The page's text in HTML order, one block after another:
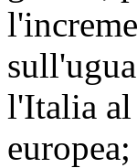
l'Italia al
europea;